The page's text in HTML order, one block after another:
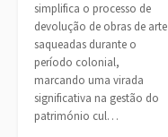
simplifica o processo de
devolução de obras de arte
saqueadas durante o
período colonial,
marcando uma virada
significativa na gestão do
património cul…